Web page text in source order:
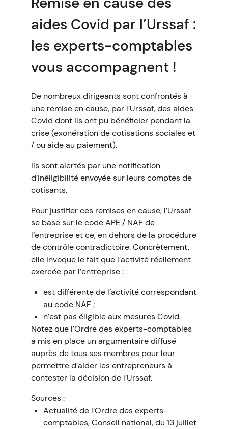
aides Covid par l’Urssaf :
les experts-comptables
vous accompagnent !
De nombreux dirigeants sont confrontés à
une remise en cause, par l’Urssaf, des aides
Covid dont ils ont pu bénéficier pendant la
crise (exonération de cotisations sociales et
/ ou aide au paiement).
Ils sont alertés par une notification
d’inéligibilité envoyée sur leurs comptes de
cotisants.
Pour justifier ces remises en cause, l’Urssaf
se base sur le code APE / NAF de
l’entreprise et ce, en dehors de la procédure
de contrôle contradictoire. Concrètement,
elle invoque le fait que l’activité réellement
exercée par l’entreprise :
est différente de l’activité correspondant
au code NAF ;
n’est pas éligible aux mesures Covid.
Notez que l’Ordre des experts-comptables
a mis en place un argumentaire diffusé
auprès de tous ses membres pour leur
permettre d’aider les entrepreneurs à
contester la décision de l’Urssaf.
Sources :
Actualité de l’Ordre des experts-
comptables, Conseil national, du 13 juillet